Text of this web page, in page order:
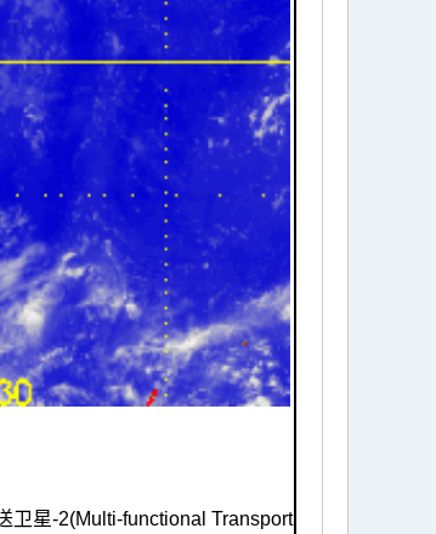
卫星-2(Multi-functional Transport